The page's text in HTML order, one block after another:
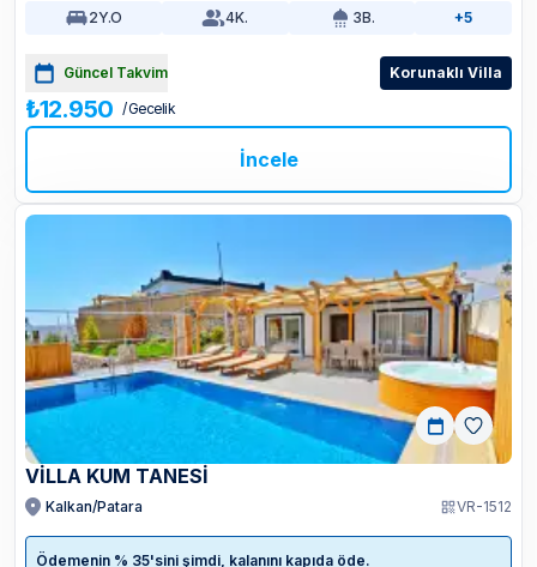
2Y.O 4K. 3B. +5
Güncel Takvim Korunaklı Villa
₺12.950 / Gecelik
İncele
VİLLA KUM TANESİ
Kalkan/Patara VR-1512
Ödemenin % 35'sini şimdi, kalanını kapıda öde.